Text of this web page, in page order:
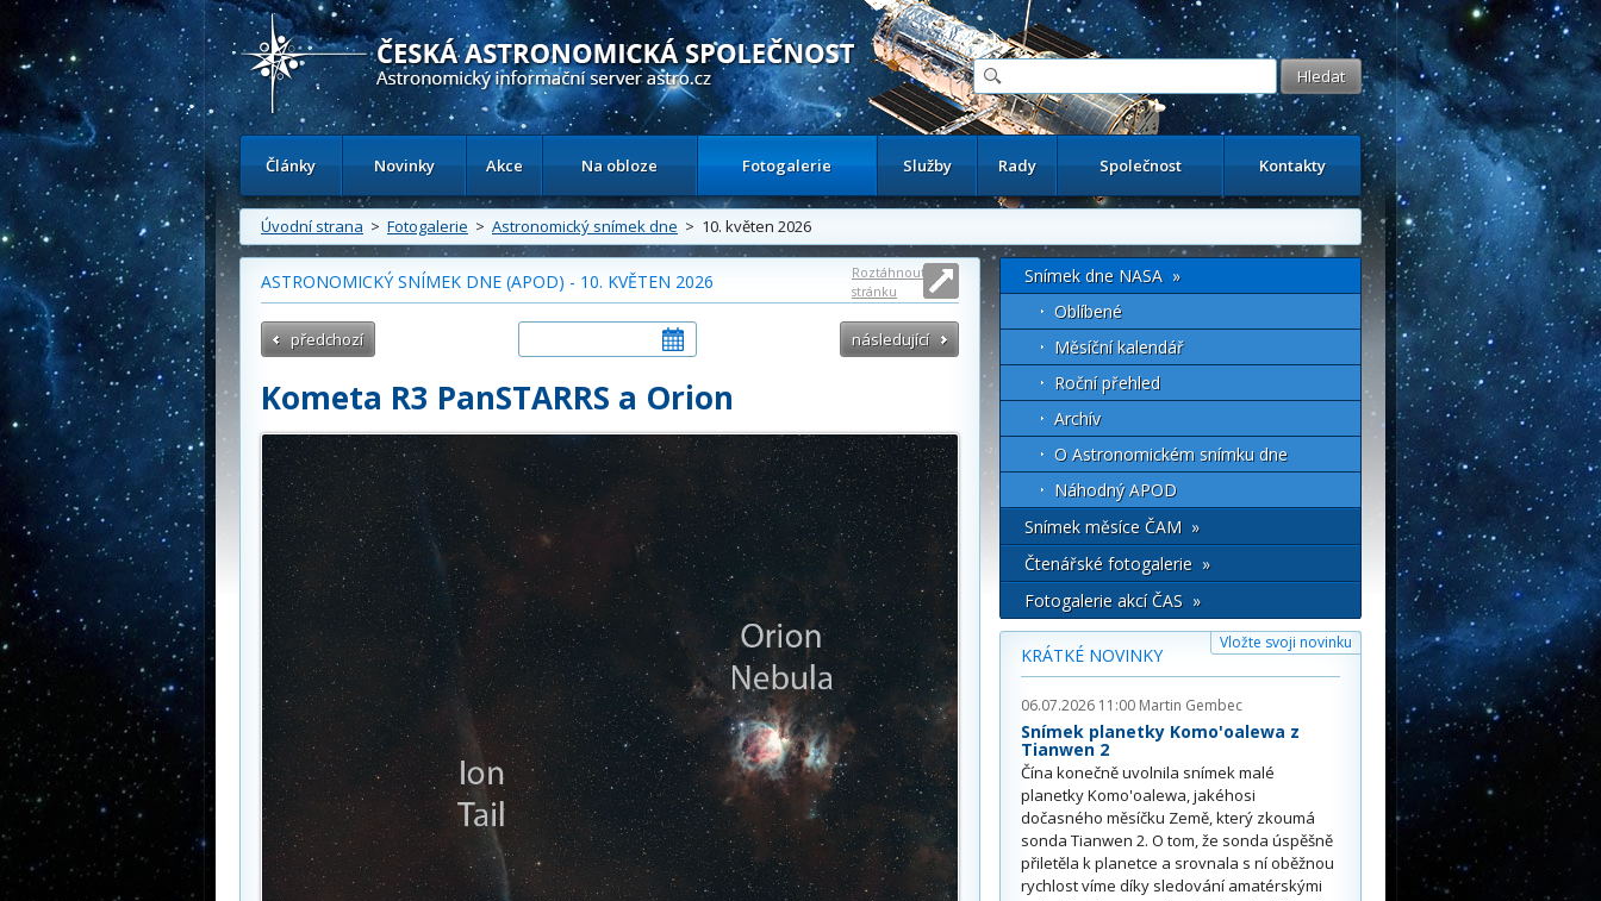
Česká astronomická společnost - Informační astronomický server
Články Novinky Akce Na obloze Fotogalerie Služby Rady Společnost Kontakty
Úvodní strana > Fotogalerie > Astronomický snímek dne > 10. květen 2026
ASTRONOMICKÝ SNÍMEK DNE (APOD) - 10. KVĚTEN 2026
Roztáhnout
stránku
předchozí následující
Kometa R3 PanSTARRS a Orion
Snímek dne NASA »
Oblíbené
Měsíční kalendář
Roční přehled
Archív
O Astronomickém snímku dne
Náhodný APOD
Snímek měsíce ČAM »
Čtenářské fotogalerie »
Fotogalerie akcí ČAS »
Vložte svoji novinku
KRÁTKÉ NOVINKY
06.07.2026 11:00 Martin Gembec
Snímek planetky Komo'oalewa z
Tianwen 2
Čína konečně uvolnila snímek malé
planetky Komo'oalewa, jakéhosi
dočasného měsíčku Země, který zkoumá
sonda Tianwen 2. O tom, že sonda úspěšně
přiletěla k planetce a srovnala s ní oběžnou
rychlost víme díky sledování amatérskými